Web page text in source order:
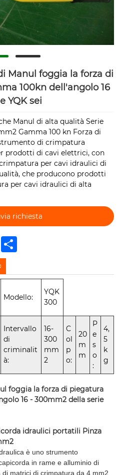
Manul foggia la forza di
100kn dell'angolo 16
YQK sei
Manul di alta qualità Serie
Gamma 100 kn Forza di
di crimpatura
prodotti di cavi elettrici, con
per cavi idraulici di
che producono prodotti
per cavi idraulici di alta
richiesta
LinkedIn
Modello:
YQK
300
Intervallo
di
criminalit
à:
16-
300
mm
2
C
ol
p
o:
20
m
m
P
e
s
o
:
4,
5
k
g
foggia la forza di piegatura
16 - 300mm2 della serie
idraulici portatili Pinza
è uno strumento
in rame e alluminio di
matrici di crimpatura da 4 mm2